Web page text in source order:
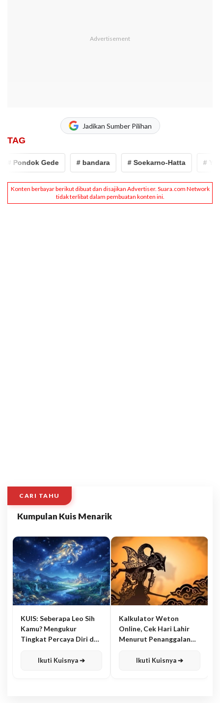
Jadikan Sumber Pilihan
TAG
Gede # bandara # Soekarno-Hatta #
CARI TAHU
Kumpulan Kuis Menarik
KUIS: Seberapa Leo Sih
Kamu? Mengukur
Tingkat Percaya Diri dan
Ikuti Kuisnya ➔
Kalkulator Weton
Online, Cek Hari Lahir
Menurut Penanggalan
Ikuti Kuisnya ➔